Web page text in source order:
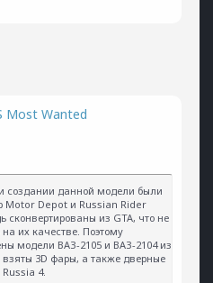
Most Wanted
создании данной модели были
Motor Depot и Russian Rider
сконвертированы из GTA, что не
их качестве. Поэтому
модели ВАЗ-2105 и ВАЗ-2104 из
взяты 3D фары, а также дверные
4.